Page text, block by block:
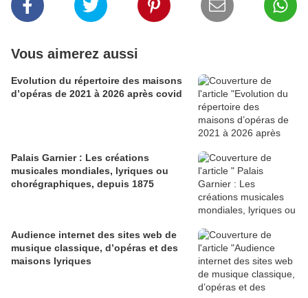
Vous aimerez aussi
Evolution du répertoire des maisons
d’opéras de 2021 à 2026 après covid
Palais Garnier : Les créations
musicales mondiales, lyriques ou
chorégraphiques, depuis 1875
Audience internet des sites web de
musique classique, d’opéras et des
maisons lyriques